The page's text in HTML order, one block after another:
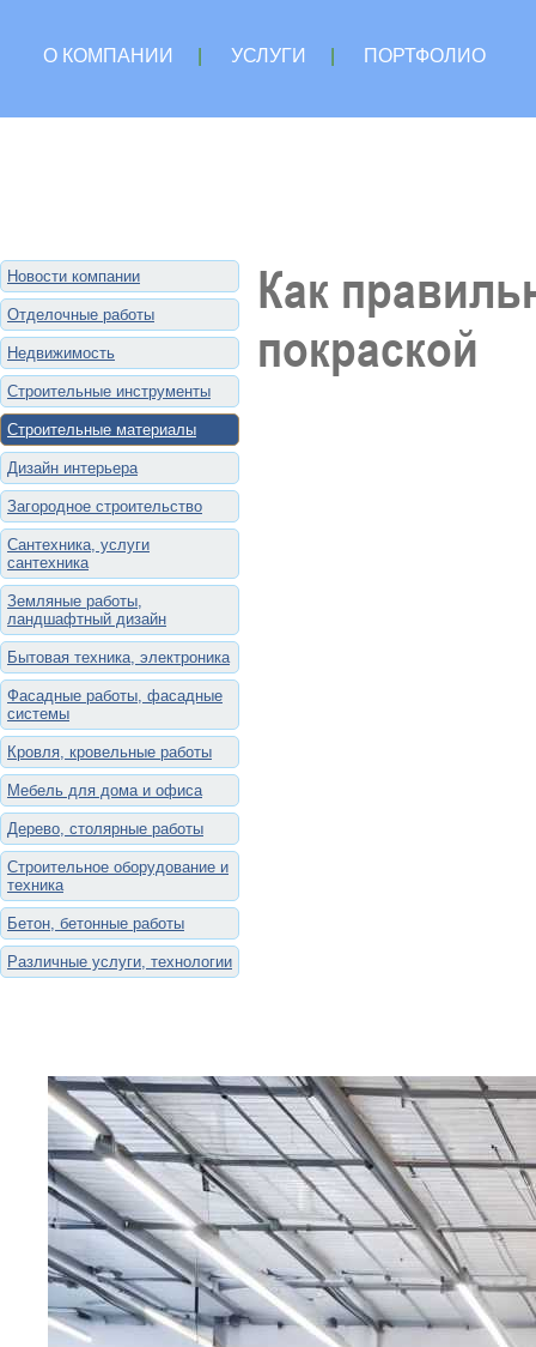
О КОМПАНИИ УСЛУГИ
ПОРТФОЛИО
Новости компании
Отделочные работы
Недвижимость
Строительные инструменты
Строительные материалы
Дизайн интерьера
Загородное строительство
Сантехника, услуги
сантехника
Земляные работы,
ландшафтный дизайн
Бытовая техника, электроника
Фасадные работы, фасадные
системы
Кровля, кровельные работы
Мебель для дома и офиса
Дерево, столярные работы
Строительное оборудование и
техника
Бетон, бетонные работы
Различные услуги, технологии
Как
покраской